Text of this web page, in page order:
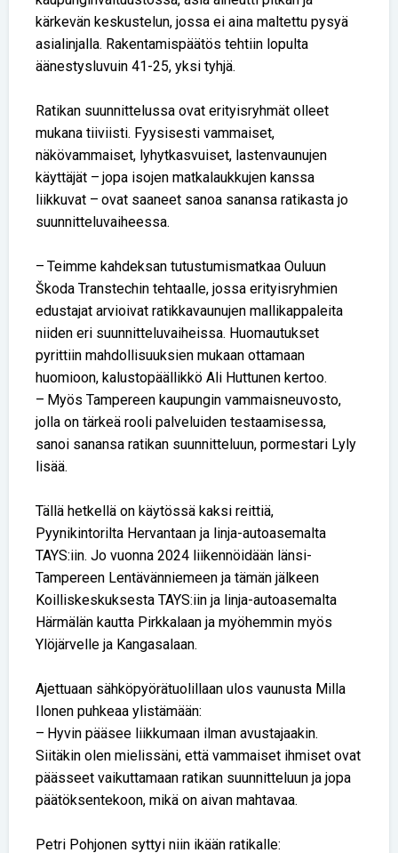
kärkevän keskustelun, jossa ei aina maltettu pysyä
asialinjalla. Rakentamispäätös tehtiin lopulta
äänestysluvuin 41-25, yksi tyhjä.
Ratikan suunnittelussa ovat erityisryhmät olleet
mukana tiiviisti. Fyysisesti vammaiset,
näkövammaiset, lyhytkasvuiset, lastenvaunujen
käyttäjät – jopa isojen matkalaukkujen kanssa
liikkuvat – ovat saaneet sanoa sanansa ratikasta jo
suunnitteluvaiheessa.
– Teimme kahdeksan tutustumismatkaa Ouluun
Škoda Transtechin tehtaalle, jossa erityisryhmien
edustajat arvioivat ratikkavaunujen mallikappaleita
niiden eri suunnitteluvaiheissa. Huomautukset
pyrittiin mahdollisuuksien mukaan ottamaan
huomioon, kalustopäällikkö Ali Huttunen kertoo.
– Myös Tampereen kaupungin vammaisneuvosto,
jolla on tärkeä rooli palveluiden testaamisessa,
sanoi sanansa ratikan suunnitteluun, pormestari Lyly
lisää.
Tällä hetkellä on käytössä kaksi reittiä,
Pyynikintorilta Hervantaan ja linja-autoasemalta
TAYS:iin. Jo vuonna 2024 liikennöidään länsi-
Tampereen Lentävänniemeen ja tämän jälkeen
Koilliskeskuksesta TAYS:iin ja linja-autoasemalta
Härmälän kautta Pirkkalaan ja myöhemmin myös
Ylöjärvelle ja Kangasalaan.
Ajettuaan sähköpyörätuolillaan ulos vaunusta Milla
Ilonen puhkeaa ylistämään:
– Hyvin pääsee liikkumaan ilman avustajaakin.
Siitäkin olen mielissäni, että vammaiset ihmiset ovat
päässeet vaikuttamaan ratikan suunnitteluun ja jopa
päätöksentekoon, mikä on aivan mahtavaa.
Petri Pohjonen syttyi niin ikään ratikalle: